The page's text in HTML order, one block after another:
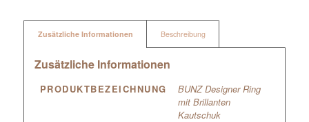
Zusätzliche Informationen Beschreibung
Zusätzliche Informationen
PRODUKTBEZEICHNUNG
BUNZ Designer Ring
mit Brillanten
Kautschuk